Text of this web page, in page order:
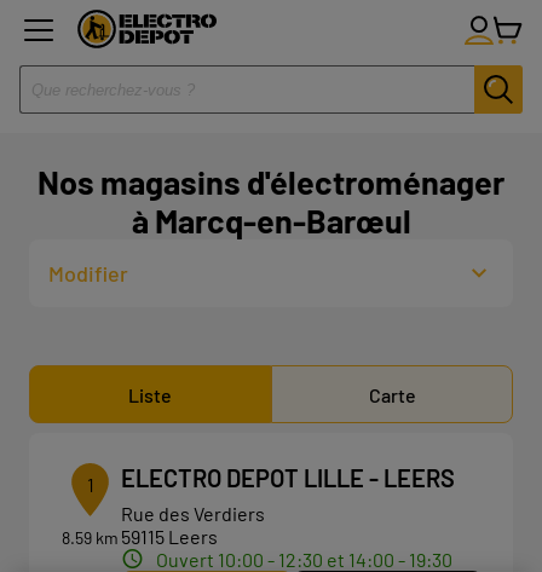
Nos magasins d'électroménager
à Marcq-en-Barœul
Modifier
Liste Carte
1
8.59 km
ELECTRO DEPOT LILLE - LEERS
Rue des Verdiers
59115 Leers
Ouvert 10:00 - 12:30 et 14:00 - 19:30